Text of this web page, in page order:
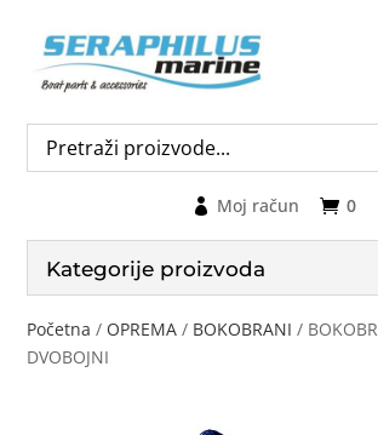
0
Moj račun
Kategorije proizvoda
Početna / OPREMA / BOKOBRANI /
DVOBOJNI